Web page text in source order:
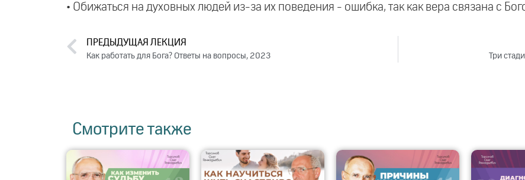
• Обижаться на духовных людей из-за их поведения - ошибка, так как вера связана с
ПРЕДЫДУЩАЯ ЛЕКЦИЯ
Как работать для Бога? Ответы на вопросы, 2023 Три
Смотрите также